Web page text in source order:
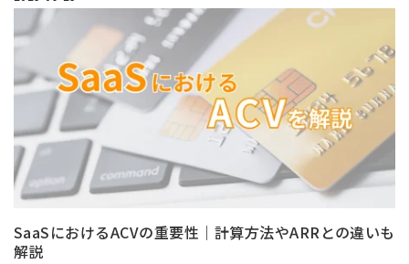
SaaSにおけるACVの重要性｜計算方法やARRとの違いも
解説